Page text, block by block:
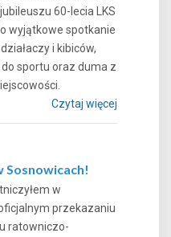
60-lecia LKS
wyjątkowe spotkanie
i kibiców,
do sportu oraz duma z
Czytaj więcej
Sosnowicach!
w
przekazaniu
ratowniczo-